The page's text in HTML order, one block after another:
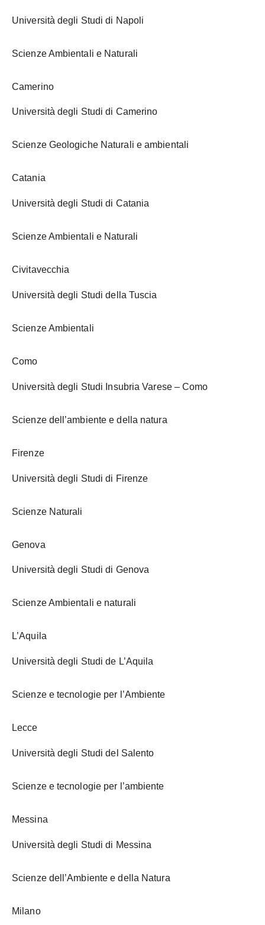
Università degli Studi di Napoli
Scienze Ambientali e Naturali
Camerino
Università degli Studi di Camerino
Scienze Geologiche Naturali e ambientali
Catania
Università degli Studi di Catania
Scienze Ambientali e Naturali
Civitavecchia
Università degli Studi della Tuscia
Scienze Ambientali
Como
Università degli Studi Insubria Varese – Como
Scienze dell’ambiente e della natura
Firenze
Università degli Studi di Firenze
Scienze Naturali
Genova
Università degli Studi di Genova
Scienze Ambientali e naturali
L’Aquila
Università degli Studi de L’Aquila
Scienze e tecnologie per l’Ambiente
Lecce
Università degli Studi del Salento
Scienze e tecnologie per l’ambiente
Messina
Università degli Studi di Messina
Scienze dell’Ambiente e della Natura
Milano